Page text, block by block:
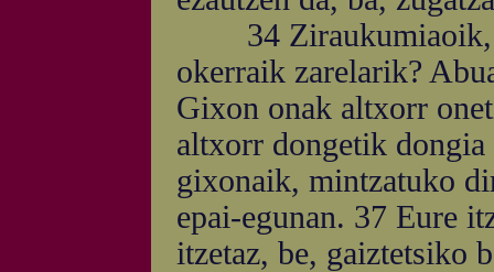
34 Ziraukumiaoik,
okerraik zarelarik?
Gixon onak altxorr
altxorr dongetik
gixonaik, mintzatuko
epai-egunan. 37 Eure
itzetaz, be, gaiztetsiko